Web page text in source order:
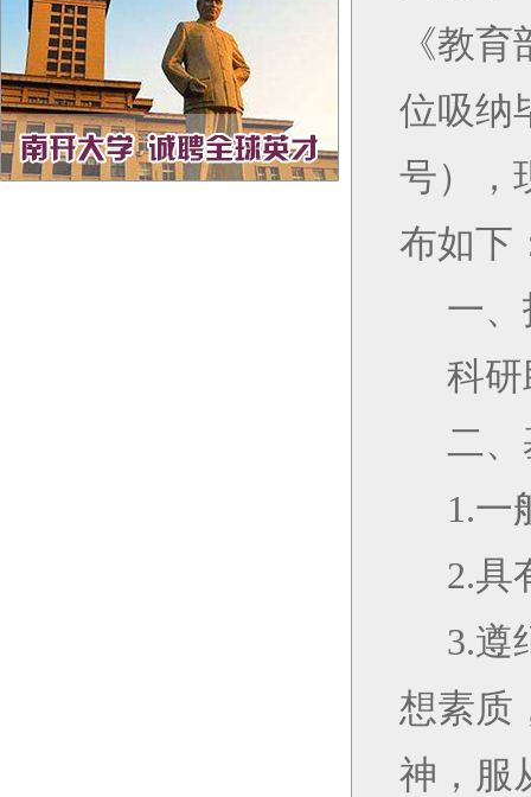
《教
位吸纳
号），
布如下
一
科
二
1.一
2.具
3.遵
想素质
神，服